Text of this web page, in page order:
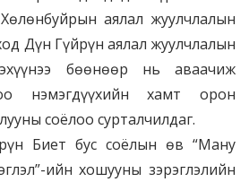
аялал жуулчлалын
Дүн Гүйрүн аялал жуулчлалын
бөөнөөр нь аваачиж
нэмэгдүүхийн хамт орон
соёлоо сурталчилдаг.
Биет бус соёлын өв “Ману
ийн хошууны зэрэглэлийн